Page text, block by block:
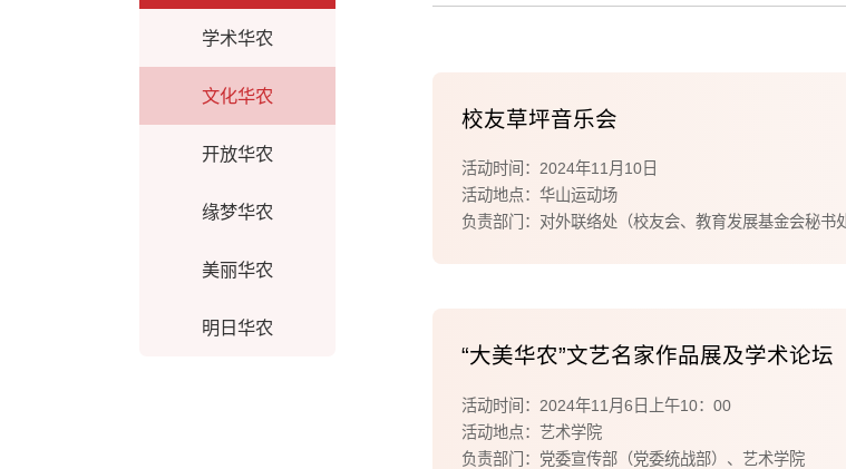
学术华农
文化华农
开放华农
缘梦华农
美丽华农
明日华农
校友草坪音乐会
活动时间：2024年11月10日
活动地点：华山运动场
负责部门：对外联络处（校友会、教育发展基金会秘书
“大美华农”文艺名家作品展及学术论坛
活动时间：2024年11月6日上午10：00
活动地点：艺术学院
负责部门：党委宣传部（党委统战部）、艺术学院